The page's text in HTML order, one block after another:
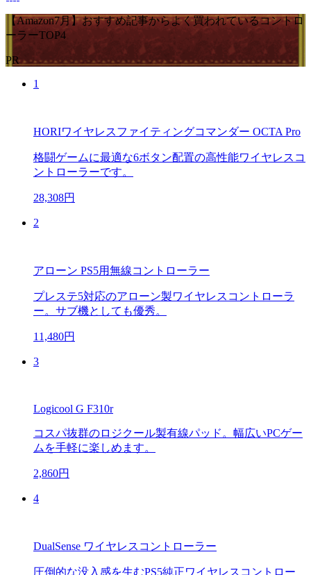
【Amazon7月】おすすめ記事からよく買われているコントロ
ーラーTOP4
PR
1
HORIワイヤレスファイティングコマンダー OCTA Pro
格闘ゲームに最適な6ボタン配置の高性能ワイヤレスコ
ントローラーです。
28,308円
2
アローン PS5用無線コントローラー
プレステ5対応のアローン製ワイヤレスコントローラ
ー。サブ機としても優秀。
11,480円
3
Logicool G F310r
コスパ抜群のロジクール製有線パッド。幅広いPCゲー
ムを手軽に楽しめます。
2,860円
4
DualSense ワイヤレスコントローラー
圧倒的な没入感を生むPS5純正ワイヤレスコントロー